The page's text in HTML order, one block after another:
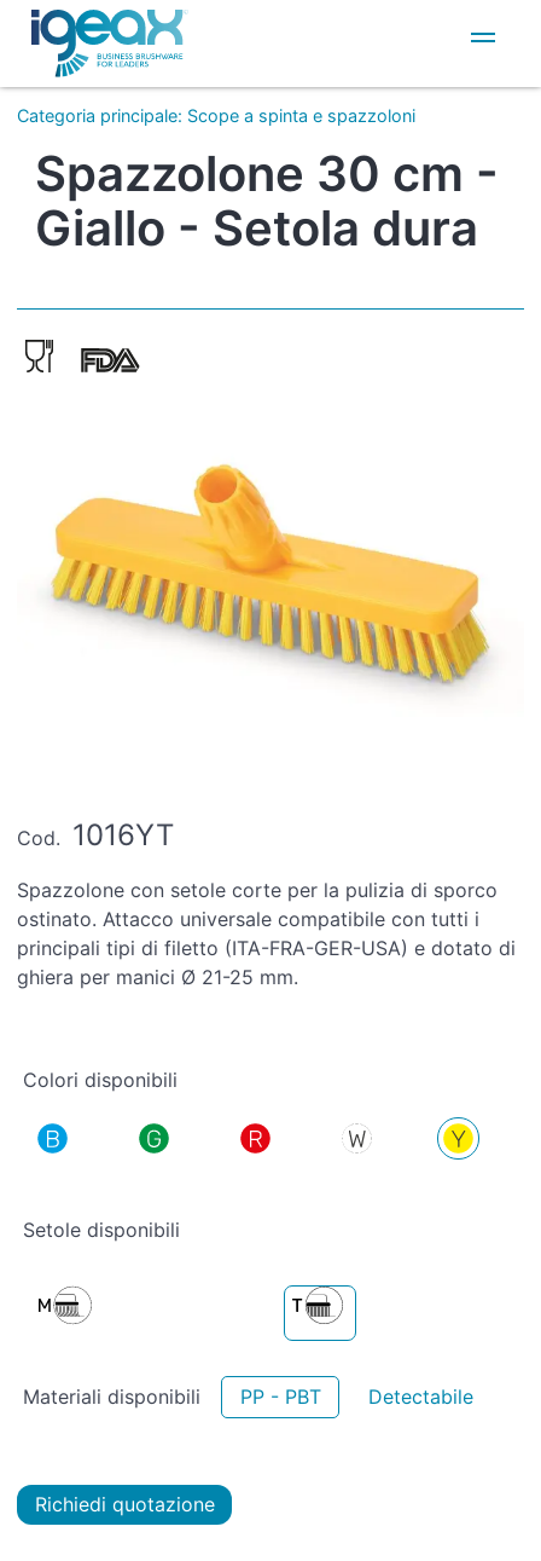
IT
EN
Categoria principale: Scope a spinta e spazzoloni
Spazzolone 30 cm -
Giallo - Setola dura
Cod. 1016YT
Spazzolone con setole corte per la pulizia di sporco
ostinato. Attacco universale compatibile con tutti i
principali tipi di filetto (ITA-FRA-GER-USA) e dotato di
ghiera per manici Ø 21-25 mm.
Colori disponibili
Setole disponibili
Materiali disponibili PP - PBT Detectabile
Richiedi quotazione